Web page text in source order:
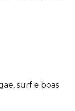
surf e boas